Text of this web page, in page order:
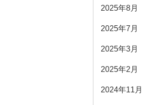
2025年8月
2025年7月
2025年3月
2025年2月
2024年11月